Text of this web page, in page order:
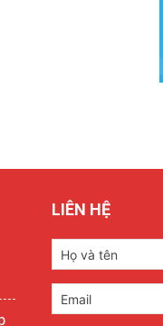
LIÊN HỆ